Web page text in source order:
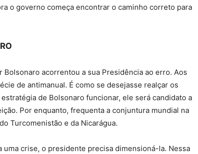
o governo começa encontrar o caminho correto para
acorrentou a sua Presidência ao erro. Aos
de antimanual. É como se desejasse realçar os
de Bolsonaro funcionar, ele será candidato a
Por enquanto, frequenta a conjuntura mundial na
Turcomenistão e da Nicarágua.
uma crise, o presidente precisa dimensioná-la. Nessa